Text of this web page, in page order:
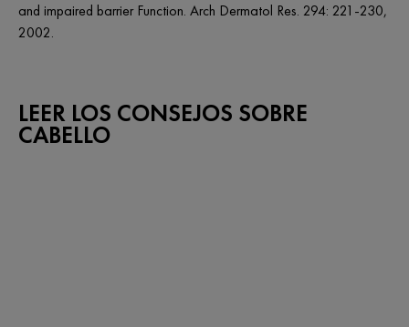
and impaired barrier Function. Arch Dermatol Res. 294: 221-230,
2002.
LEER LOS CONSEJOS SOBRE
CABELLO